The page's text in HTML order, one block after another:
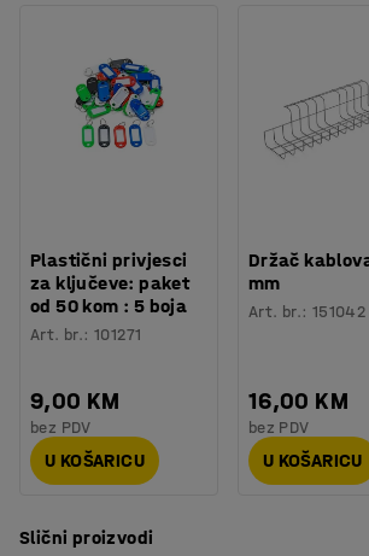
Plastični privjesci
za ključeve: paket
od 50 kom : 5 boja
Art. br.:101271
9,00 KM
bez PDV
U KOŠARICU
Držač
mm
Art. br.: 151042
16,00 KM
bez PDV
U KOŠARICU
Slični proizvodi